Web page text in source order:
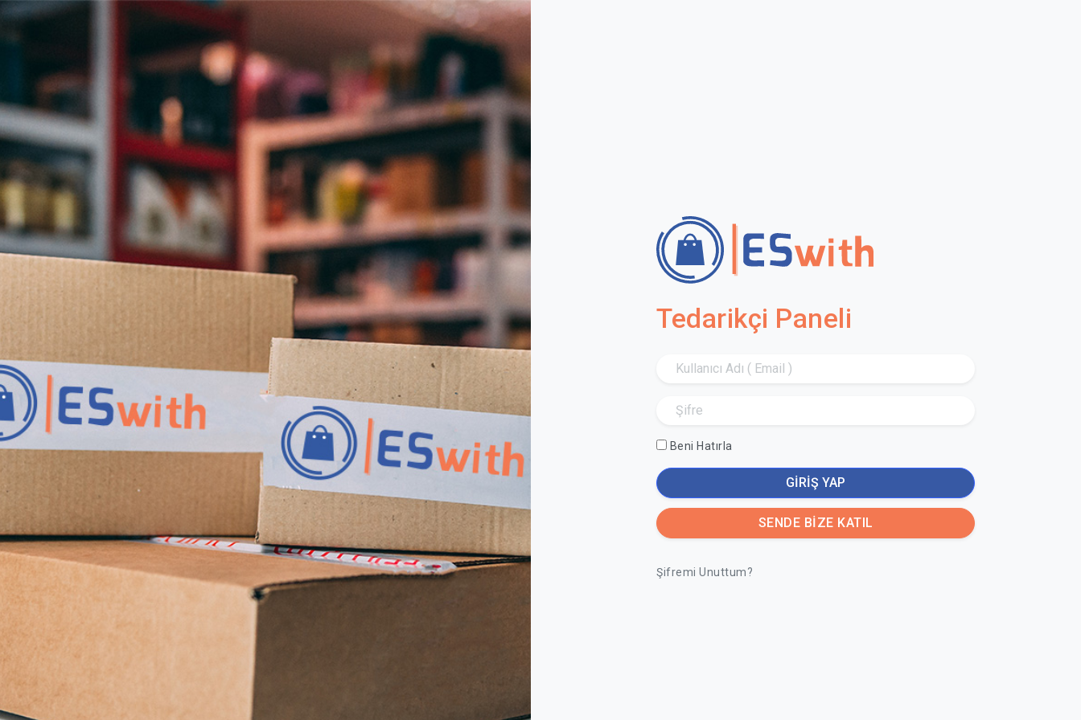
Tedarikçi Paneli
Beni Hatırla
GİRİŞ YAP
SENDE BİZE KATIL
Şifremi Unuttum?